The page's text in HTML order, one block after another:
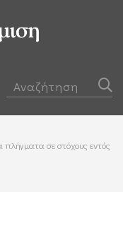
σε στόχους εντός